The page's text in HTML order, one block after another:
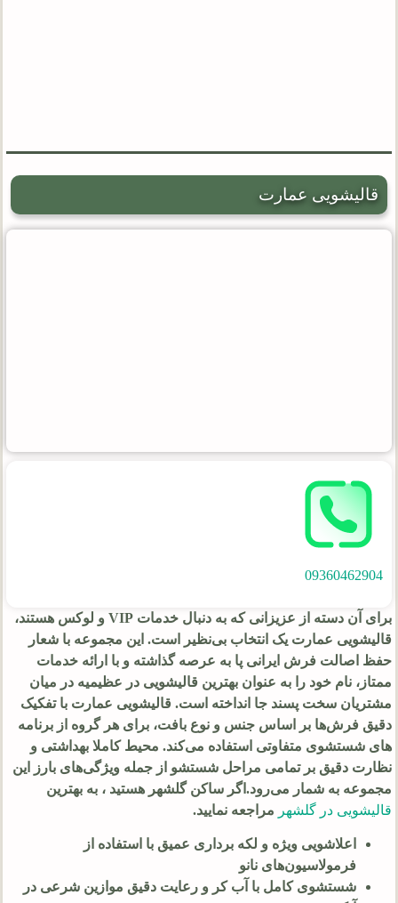
قالیشویی عمارت
09360462904
برای آن دسته از عزیزانی که به دنبال خدمات VIP و لوکس هستند،
قالیشویی عمارت یک انتخاب بی‌نظیر است. این مجموعه با شعار
حفظ اصالت فرش ایرانی پا به عرصه گذاشته و با ارائه خدمات
ممتاز، نام خود را به عنوان بهترین قالیشویی در عظیمیه در میان
مشتریان سخت‌ پسند جا انداخته است. قالیشویی عمارت با تفکیک
دقیق فرش‌ها بر اساس جنس و نوع بافت، برای هر گروه از برنامه‌
های شستشوی متفاوتی استفاده می‌کند. محیط کاملا بهداشتی و
نظارت دقیق بر تمامی مراحل شستشو از جمله ویژگی‌های بارز این
مجموعه به شمار می‌رود.اگر ساکن گلشهر هستید ، به بهترین
قالیشویی در گلشهر مراجعه نمایید.
اعلاشویی ویژه و لکه‌ برداری عمیق با استفاده از
فرمولاسیون‌های نانو
شستشوی کامل با آب کر و رعایت دقیق موازین شرعی در